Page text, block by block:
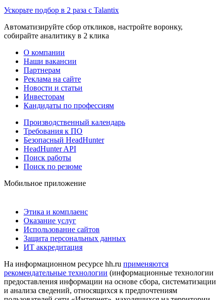
Ускорьте подбор в 2 раза с Talantix
Автоматизируйте сбор откликов, настройте воронку,
собирайте аналитику в 2 клика
О компании
Наши вакансии
Партнерам
Реклама на сайте
Новости и статьи
Инвесторам
Кандидаты по профессиям
Производственный календарь
Требования к ПО
Безопасный HeadHunter
HeadHunter API
Поиск работы
Поиск по резюме
Мобильное приложение
Этика и комплаенс
Оказание услуг
Использование сайтов
Защита персональных данных
ИТ аккредитация
На информационном ресурсе hh.ru применяются
рекомендательные технологии (информационные технологии
предоставления информации на основе сбора, систематизации
и анализа сведений, относящихся к предпочтениям